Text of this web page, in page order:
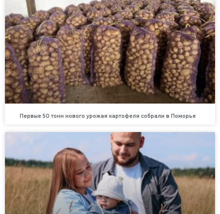
Первые 50 тонн нового урожая картофеля собрали в Поморье